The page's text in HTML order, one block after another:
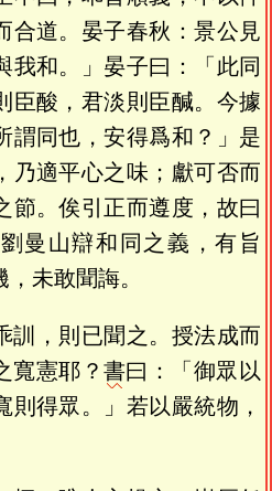
合道。晏子春秋：景公見
我和。」晏子曰：「此同
臣酸，君淡則臣醎。今據
謂同也，安得爲和？」是
乃適平心之味；獻可否而
節。俟引正而遵度，故曰
曼山辯和同之義，有旨
未敢聞誨。
訓，則已聞之。授法成而
寬憲耶？書曰：「御眾以
則得眾。」若以嚴統物，